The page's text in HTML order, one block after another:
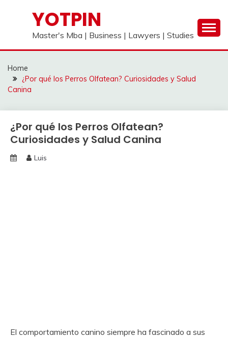
YOTPIN
Master's Mba | Business | Lawyers | Studies
Home
¿Por qué los Perros Olfatean? Curiosidades y Salud
Canina
¿Por qué los Perros Olfatean?
Curiosidades y Salud Canina
Luis
El comportamiento canino siempre ha fascinado a sus